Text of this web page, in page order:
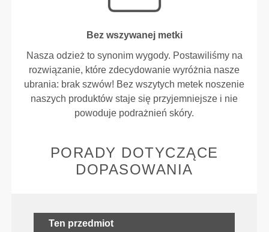
Bez wszywanej metki
Nasza odzież to synonim wygody. Postawiliśmy na
rozwiązanie, które zdecydowanie wyróżnia nasze
ubrania: brak szwów! Bez wszytych metek noszenie
naszych produktów staje się przyjemniejsze i nie
powoduje podrażnień skóry.
PORADY DOTYCZĄCE
DOPASOWANIA
Ten przedmiot